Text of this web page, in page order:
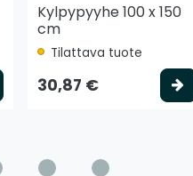
Valitse vaihtoehto
Kylpypyyhe 100 x 150
cm
Tilattava tuote
30,87 €